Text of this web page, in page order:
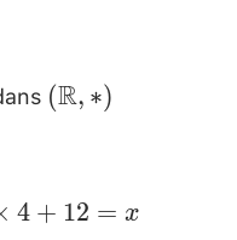
(\mathbb{R}
(R, ∗)
4 + 12 = x